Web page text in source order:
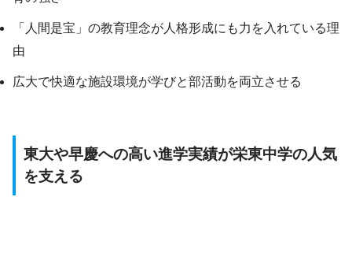
「人間是宝」の教育理念が人格形成にも力を入れている理
由
広大で快適な施設環境が学びと部活動を両立させる
東大や早慶への高い進学実績が栄東中学の人気
を支える